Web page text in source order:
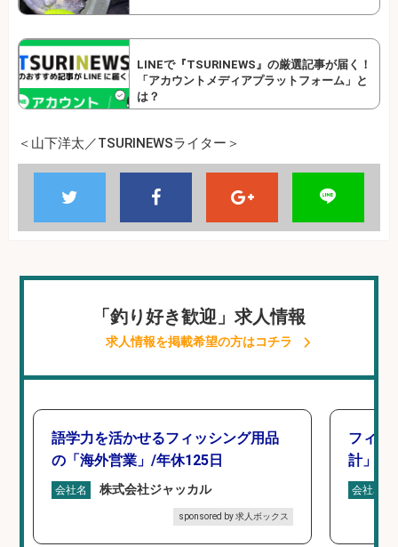
LINEで『TSURINEWS』の厳選記事が届く！
「アカウントメディアプラットフォーム」と
は？
＜山下洋太／TSURINEWSライター＞
「釣り好き歓迎」求人情報
求人情報を掲載希望の方はコチラ
語学力を活かせるフィッシング用品
の「海外営業」/年休125日
会社名 株式会社ジャッカル
sponsored by 求人ボックス
フィッ
計」
会社名